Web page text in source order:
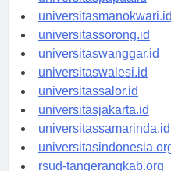
universitaspapua.id
universitasmanokwari.id
universitassorong.id
universitaswanggar.id
universitaswalesi.id
universitassalor.id
universitasjakarta.id
universitassamarinda.id
universitasindonesia.org